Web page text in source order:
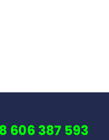
606 387 593